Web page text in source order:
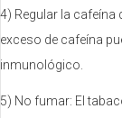
4) Regular la cafeína
exceso de cafeína
inmunológico.
5) No fumar: El